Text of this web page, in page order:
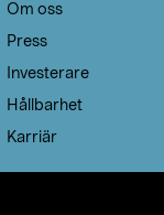
Om oss
Press
Investerare
Hållbarhet
Karriär